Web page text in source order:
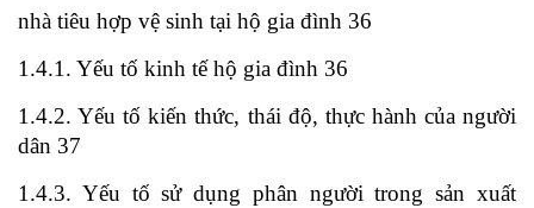
nhà tiêu hợp vệ sinh tại hộ gia đình 36
1.4.1. Yếu tố kinh tế hộ gia đình 36
1.4.2. Yếu tố kiến thức, thái độ, thực hành của người
dân 37
1.4.3. Yếu tố sử dụng phân người trong sản xuất